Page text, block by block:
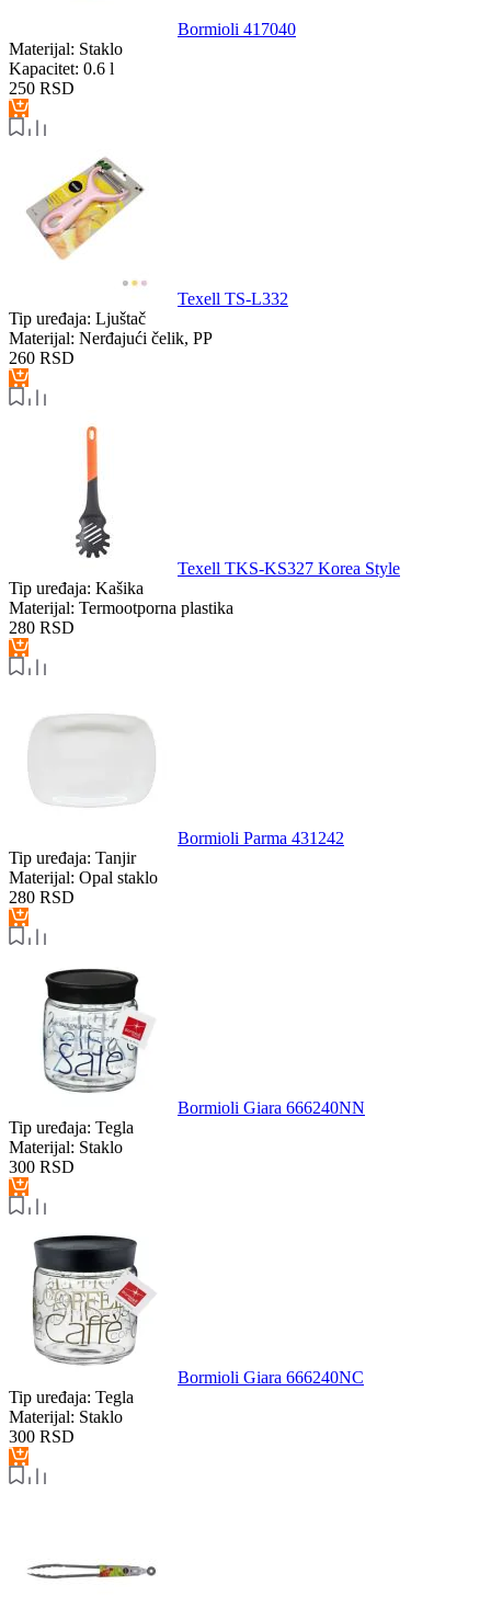
Bormioli 417040
Materijal: Staklo
Kapacitet: 0.6 l
250 RSD
Texell TS-L332
Tip uređaja: Ljuštač
Materijal: Nerđajući čelik, PP
260 RSD
Texell TKS-KS327 Korea Style
Tip uređaja: Kašika
Materijal: Termootporna plastika
280 RSD
Bormioli Parma 431242
Tip uređaja: Tanjir
Materijal: Opal staklo
280 RSD
Bormioli Giara 666240NN
Tip uređaja: Tegla
Materijal: Staklo
300 RSD
Bormioli Giara 666240NC
Tip uređaja: Tegla
Materijal: Staklo
300 RSD